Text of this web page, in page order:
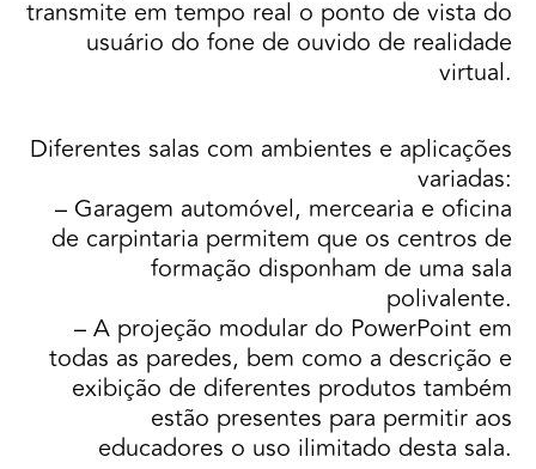
transmite em tempo real o ponto de vista do
usuário do fone de ouvido de realidade
virtual.
Diferentes salas com ambientes e aplicações
variadas:
– Garagem automóvel, mercearia e oficina
de carpintaria permitem que os centros de
formação disponham de uma sala
polivalente.
– A projeção modular do PowerPoint em
todas as paredes, bem como a descrição e
exibição de diferentes produtos também
estão presentes para permitir aos
educadores o uso ilimitado desta sala.